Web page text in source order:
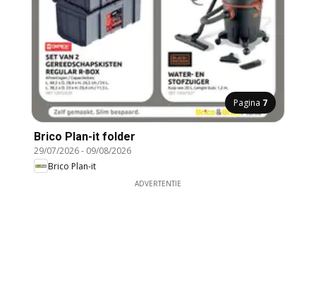
Pagina 7
Brico Plan-it folder
29/07/2026- 09/08/2026
Brico Plan-it
ADVERTENTIE